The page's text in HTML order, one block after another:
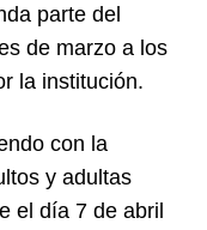
parte del
de marzo a los
la institución.
con la
y adultas
el día 7 de abril